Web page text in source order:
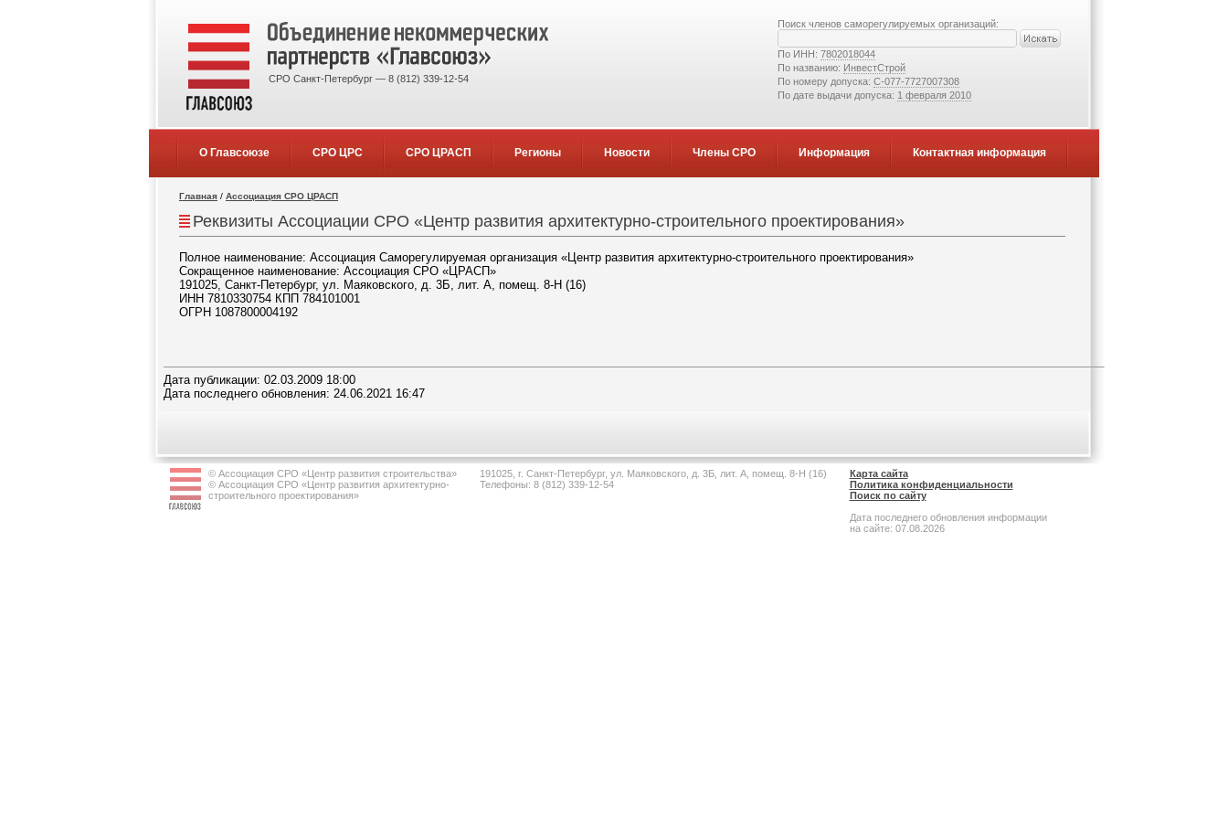
СРО Санкт-Петербург — 8 (812) 339-12-54
Поиск членов саморегулируемых организаций:
По ИНН: 7802018044
По названию: ИнвестСтрой
По номеру допуска: С-077-7727007308
По дате выдачи допуска: 1 февраля 2010
О Главсоюзе СРО ЦРС СРО ЦРАСП Регионы Новости Члены СРО Информация Контактная информация
Главная / Ассоциация СРО ЦРАСП
Реквизиты Ассоциации СРО «Центр развития архитектурно-строительного проектирования»
Полное наименование: Ассоциация Саморегулируемая организация «Центр развития архитектурно-строительного проектирования»
Сокращенное наименование: Ассоциация СРО «ЦРАСП»
191025, Санкт-Петербург, ул. Маяковского, д. 3Б, лит. А, помещ. 8-Н (16)
ИНН 7810330754 КПП 784101001
ОГРН 1087800004192
Дата публикации: 02.03.2009 18:00
Дата последнего обновления: 24.06.2021 16:47
© Ассоциация СРО «Центр развития строительства»
© Ассоциация СРО «Центр развития архитектурно-
строительного проектирования»
191025, г. Санкт-Петербург, ул. Маяковского, д. 3Б, лит. А, помещ. 8-Н (16)
Телефоны: 8 (812) 339-12-54
Карта сайта
Политика конфиденциальности
Поиск по сайту
Дата последнего обновления информации
на сайте: 07.08.2026